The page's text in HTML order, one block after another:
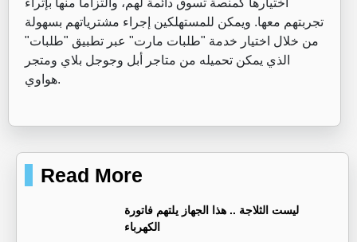
اختيارها كمنصة تسوق دائمة لهم، والتزاماً منها بإثراء
تجربتهم معها. ويمكن للمستهلكين إجراء مشترياتهم بسهولة
من خلال اختيار خدمة "طلبات مارت" عبر تطبيق "طلبات"
الذي يمكن تحميله من متاجر أبل وجوجل بلاي ومتجر
هواوي.
Read More
ليست الثلاجة .. هذا الجهاز يلتهم فاتورة
الكهرباء